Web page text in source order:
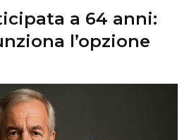
a 64 anni:
l’opzione